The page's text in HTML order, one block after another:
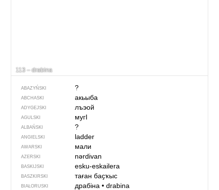
113 – drabina
ABAZYŃSKI ?
ABCHASKI акьыба
ADYGEJSKI лъэой
AGULSKI мугI
ALBAŃSKI ?
ANGIELSKI ladder
AWARSKI мали
AZERSKI nərdivan
BASKIJSKI esku-eskailera
BASZKIRSKI таған баҫҡыс
BIAŁORUSKI драбіна• drabina